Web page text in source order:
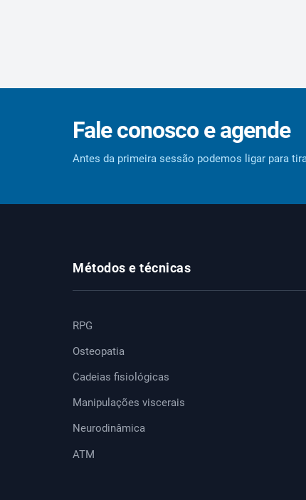
Fale conosco e agende
Antes da primeira sessão podemos ligar para
Métodos e técnicas
RPG
Osteopatia
Cadeias fisiológicas
Manipulações viscerais
Neurodinâmica
ATM